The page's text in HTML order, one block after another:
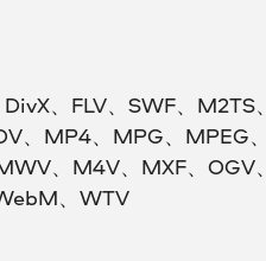
、FLV、SWF、M2TS
、MP4、MPG、MPEG
、M4V、MXF、OGV
、WTV